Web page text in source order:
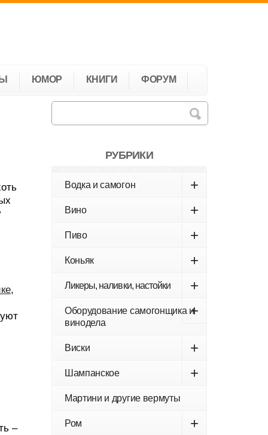
ЮМОР КНИГИ ФОРУМ
,
–
РУБРИКИ
Водка и самогон +
Вино +
Пиво +
Коньяк +
Ликеры, наливки, настойки +
Оборудование самогонщика и
винодела
+
Виски +
Шампанское +
Мартини и другие вермуты
Ром +